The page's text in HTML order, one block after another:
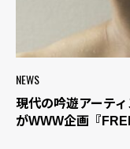
NEWS
現代の吟遊アーテ
がWWW企画『